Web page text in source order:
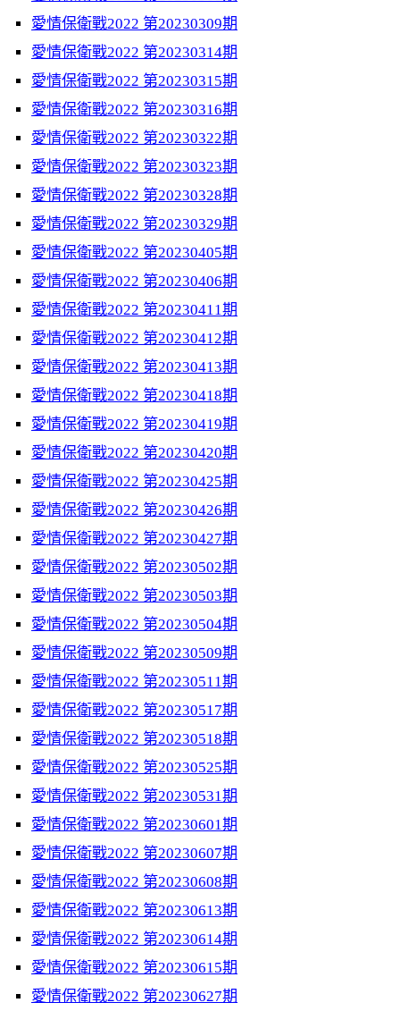
愛情保衛戰2022 第20230309期
愛情保衛戰2022 第20230314期
愛情保衛戰2022 第20230315期
愛情保衛戰2022 第20230316期
愛情保衛戰2022 第20230322期
愛情保衛戰2022 第20230323期
愛情保衛戰2022 第20230328期
愛情保衛戰2022 第20230329期
愛情保衛戰2022 第20230405期
愛情保衛戰2022 第20230406期
愛情保衛戰2022 第20230411期
愛情保衛戰2022 第20230412期
愛情保衛戰2022 第20230413期
愛情保衛戰2022 第20230418期
愛情保衛戰2022 第20230419期
愛情保衛戰2022 第20230420期
愛情保衛戰2022 第20230425期
愛情保衛戰2022 第20230426期
愛情保衛戰2022 第20230427期
愛情保衛戰2022 第20230502期
愛情保衛戰2022 第20230503期
愛情保衛戰2022 第20230504期
愛情保衛戰2022 第20230509期
愛情保衛戰2022 第20230511期
愛情保衛戰2022 第20230517期
愛情保衛戰2022 第20230518期
愛情保衛戰2022 第20230525期
愛情保衛戰2022 第20230531期
愛情保衛戰2022 第20230601期
愛情保衛戰2022 第20230607期
愛情保衛戰2022 第20230608期
愛情保衛戰2022 第20230613期
愛情保衛戰2022 第20230614期
愛情保衛戰2022 第20230615期
愛情保衛戰2022 第20230627期